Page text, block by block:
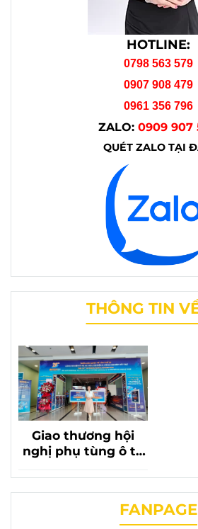
HOTLINE:
0798 563 579
0907 908 479
0961 356 796
ZALO: 0909 907
QUÉT ZALO TẠI
THÔNG TIN
Giao thương hội
nghị phụ tùng ô tô
mặt của phụ tùng
chevrolet liên
FANPAGE